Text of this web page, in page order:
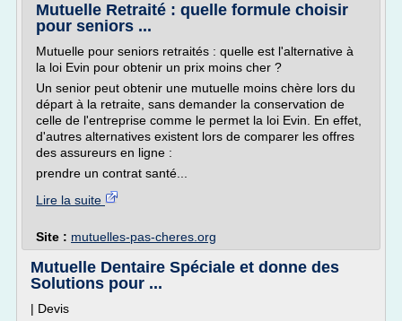
Mutuelle Retraité : quelle formule choisir
pour seniors ...
Mutuelle pour seniors retraités : quelle est l'alternative à
la loi Evin pour obtenir un prix moins cher ?
Un senior peut obtenir une mutuelle moins chère lors du
départ à la retraite, sans demander la conservation de
celle de l'entreprise comme le permet la loi Evin. En effet,
d'autres alternatives existent lors de comparer les offres
des assureurs en ligne :
prendre un contrat santé...
Lire la suite
Site : mutuelles-pas-cheres.org
Mutuelle Dentaire Spéciale et donne des
Solutions pour ...
| Devis